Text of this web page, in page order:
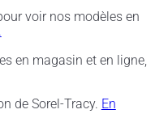
voir nos modèles en
en magasin et en ligne,
de Sorel-Tracy. En